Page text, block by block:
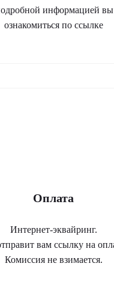
информацией
ознакомиться по ссылке
Оплата
Интернет-эквайринг.
вам ссылку на
Комиссия не взимается.